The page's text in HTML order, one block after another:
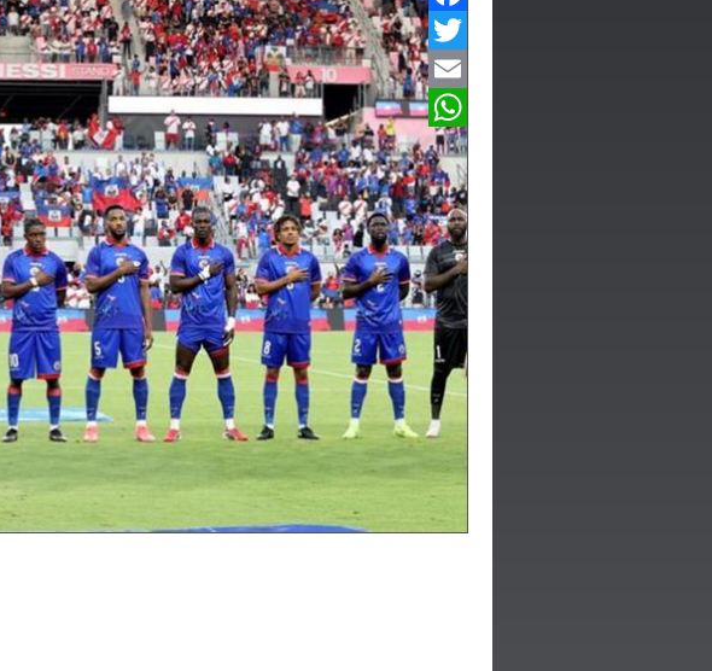
Twitter
Email
WhatsApp